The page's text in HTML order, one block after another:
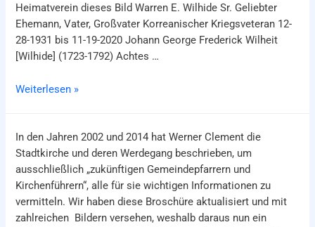
Heimatverein dieses Bild Warren E. Wilhide Sr. Geliebter
Ehemann, Vater, Großvater Korreanischer Kriegsveteran 12-
28-1931 bis 11-19-2020 Johann George Frederick Wilheit
[Wilhide] (1723-1792) Achtes …
Schenkung
von
Warren
E.
Wilhide
J.
aus
Weiterlesen »
In den Jahren 2002 und 2014 hat Werner Clement die
Stadtkirche und deren Werdegang beschrieben, um
ausschließlich „zukünftigen Gemeindepfarrern und
Kirchenführern“, alle für sie wichtigen Informationen zu
vermitteln. Wir haben diese Broschüre aktualisiert und mit
zahlreichen Bildern versehen, weshalb daraus nun ein